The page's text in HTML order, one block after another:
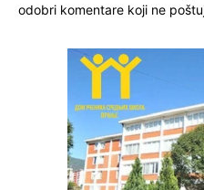
odobri komentare koji ne